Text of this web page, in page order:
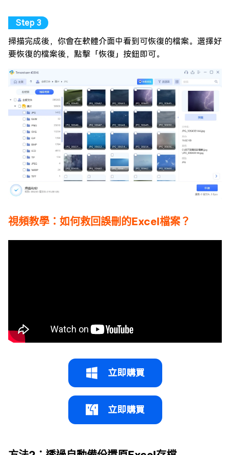
掃描完成後，你會在軟體介面中看到可恢復的檔案。選擇好
要恢復的檔案後，點擊「恢復」按鈕即可。
視頻教學：如何救回誤刪的Excel檔案？
立即購買
立即購買